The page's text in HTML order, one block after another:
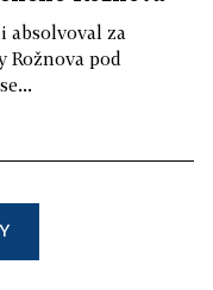
absolvoval za
Rožnova pod